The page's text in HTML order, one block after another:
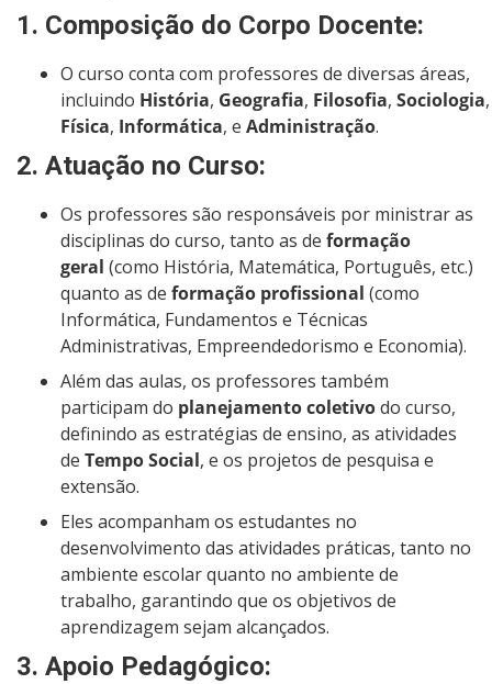
1. Composição do Corpo Docente:
O curso conta com professores de diversas áreas,
incluindo História, Geografia, Filosofia, Sociologia
Física, Informática, e Administração.
2. Atuação no Curso:
Os professores são responsáveis por ministrar as
disciplinas do curso, tanto as de formação
geral (como História, Matemática, Português, etc.)
quanto as de formação profissional (como
Informática, Fundamentos e Técnicas
Administrativas, Empreendedorismo e Economia).
Além das aulas, os professores também
participam do planejamento coletivodo curso,
definindo as estratégias de ensino, as atividades
de Tempo Social, e os projetos de pesquisa e
extensão.
Eles acompanham os estudantes no
desenvolvimento das atividades práticas, tanto no
ambiente escolar quanto no ambiente de
trabalho, garantindo que os objetivos de
aprendizagem sejam alcançados.
3. Apoio Pedagógico: